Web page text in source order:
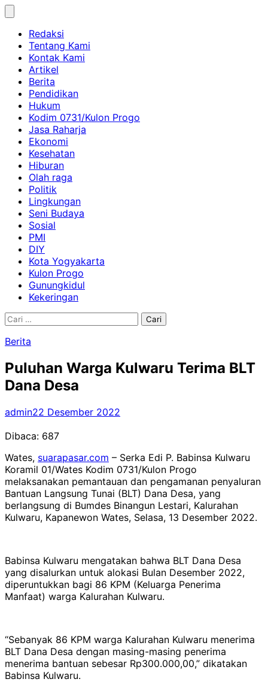
Skip
contentRedaksi
Tentang Kami
Kontak Kami
Artikel
Berita
Pendidikan
Hukum
Kodim 0731/Kulon Progo
Jasa Raharja
Ekonomi
Kesehatan
Hiburan
Olah raga
Politik
Lingkungan
Seni Budaya
Sosial
PMI
DIY
Kota Yogyakarta
Kulon Progo
Gunungkidul
Kekeringan
Cari
Berita
Puluhan Warga Kulwaru Terima BLT
Dana Desa
admin22 Desember 2022
Dibaca: 687
Wates, suarapasar.com – Serka Edi P. Babinsa Kulwaru
Koramil 01/Wates Kodim 0731/Kulon Progo
melaksanakan pemantauan dan pengamanan penyaluran
Bantuan Langsung Tunai (BLT) Dana Desa, yang
berlangsung di Bumdes Binangun Lestari, Kalurahan
Kulwaru, Kapanewon Wates, Selasa, 13 Desember 2022.
Babinsa Kulwaru mengatakan bahwa BLT Dana Desa
yang disalurkan untuk alokasi Bulan Desember 2022,
diperuntukkan bagi 86 KPM (Keluarga Penerima
Manfaat) warga Kalurahan Kulwaru.
“Sebanyak 86 KPM warga Kalurahan Kulwaru menerima
BLT Dana Desa dengan masing-masing penerima
menerima bantuan sebesar Rp300.000,00,” dikatakan
Babinsa Kulwaru.